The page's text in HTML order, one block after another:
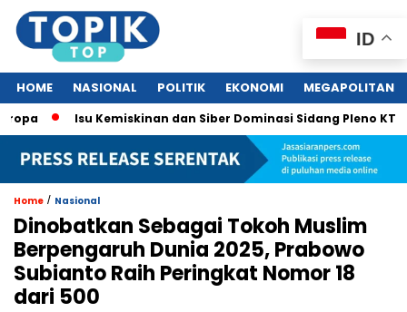
HOME NASIONAL POLITIK EKONOMI MEGAPOLITAN
Isu Kemiskinan dan Siber Dominasi Sidang Pleno KTT ASEAN
Home / Nasional
Dinobatkan Sebagai Tokoh Muslim
Berpengaruh Dunia 2025, Prabowo
Subianto Raih Peringkat Nomor 18
dari 500
ID